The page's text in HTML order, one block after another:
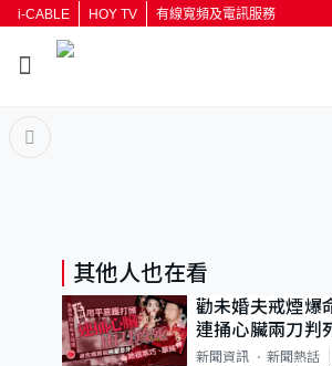
i-CABLE HOY TV 有線寬頻及電訊服務
其他人也在看
勸未婚夫戒煙
連捅心臟兩刀
已上訴
新聞資訊 新聞熱話